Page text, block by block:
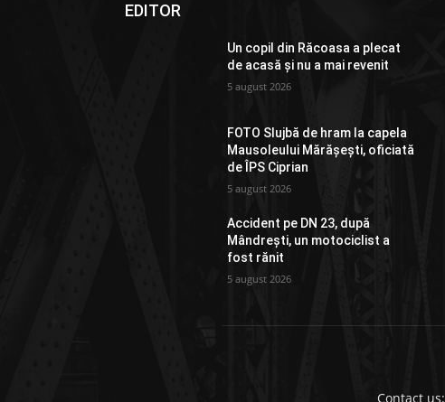
EDITOR
Un copil din Răcoasa a plecat
de acasă și nu a mai revenit
5 august 2026
FOTO Slujbă de hram la capela
Mausoleului Mărășești, oficiată
de ÎPS Ciprian
5 august 2026
Accident pe DN 23, după
Mândrești, un motociclist a
fost rănit
5 august 2026
Contact us: